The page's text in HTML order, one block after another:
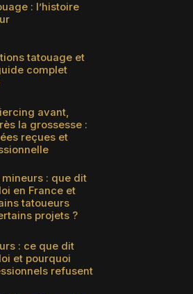
: l’histoire
tatouage et
complet
avant,
la grossesse :
reçues et
: que dit
en France et
tatoueurs
projets ?
: ce que dit
et pourquoi
refusent